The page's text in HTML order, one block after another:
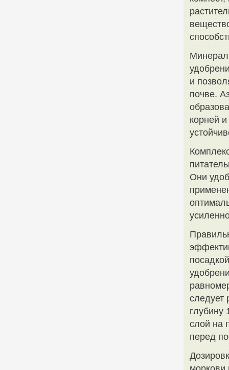
и
почве.
корней
Они
следует
глубину
слой на
перед